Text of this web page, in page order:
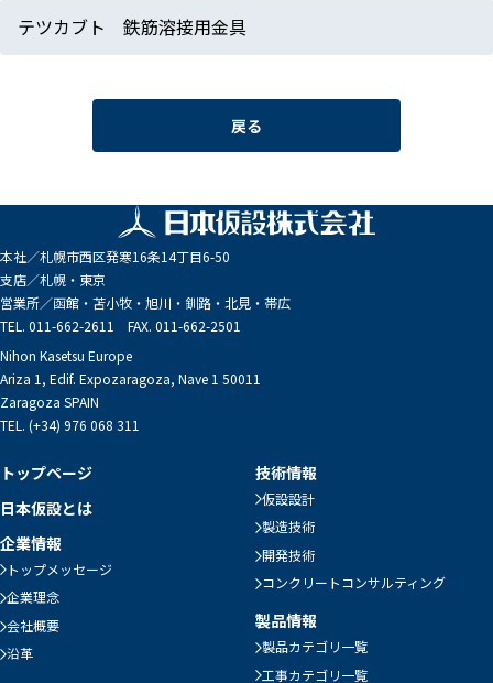
テツカブト 鉄筋溶接用金具
戻る
本社／札幌市西区発寒16条14丁目6-50
支店／札幌・東京
営業所／函館・苫小牧・旭川・釧路・北見・帯広
TEL. 011-662-2611 FAX. 011-662-2501
Nihon Kasetsu Europe
Ariza 1, Edif. Expozaragoza, Nave 1 50011
Zaragoza SPAIN
TEL. (+34) 976 068 311
トップページ
日本仮設とは
企業情報
トップメッセージ
企業理念
会社概要
沿革
技術情報
仮設設計
製造技術
開発技術
コンクリートコンサルティング
製品情報
製品カテゴリ一覧
工事カテゴリ一覧